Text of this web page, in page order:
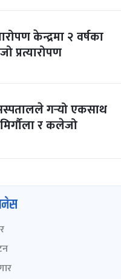
केन्द्रमा २ वर्षका
प्रत्यारोपण
गर्‍यो एकसाथ
र कलेजो